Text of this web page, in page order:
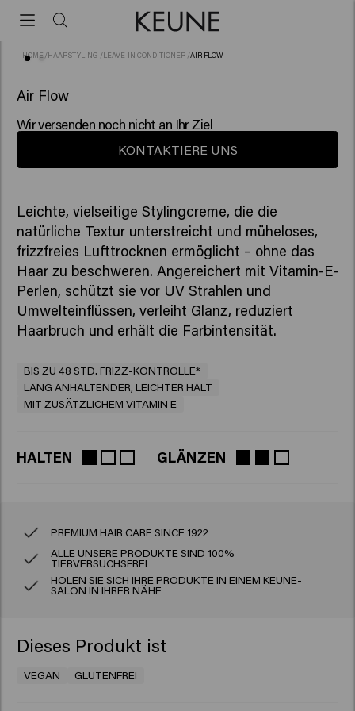
HOME /HAARSTYLING /LEAVE-IN CONDITIONER /AIR FLOW
NEU
Air Flow
Wir versenden noch nicht an Ihr Ziel
KONTAKTIERE UNS
Leichte, vielseitige Stylingcreme, die die
natürliche Textur unterstreicht und müheloses,
frizzfreies Lufttrocknen ermöglicht – ohne das
Haar zu beschweren. Angereichert mit Vitamin-E-
Perlen, schützt sie vor UV Strahlen und
Umwelteinflüssen, verleiht Glanz, reduziert
Haarbruch und erhält die Farbintensität.
BIS ZU 48 STD. FRIZZ-KONTROLLE*
LANG ANHALTENDER, LEICHTER HALT
MIT ZUSÄTZLICHEM VITAMIN E
HALTEN GLÄNZEN
PREMIUM HAIR CARE SINCE 1922
ALLE UNSERE PRODUKTE SIND 100%
TIERVERSUCHSFREI
HOLEN SIE SICH IHRE PRODUKTE IN EINEM KEUNE-
SALON IN IHRER NÄHE
Dieses Produkt ist
VEGAN GLUTENFREI